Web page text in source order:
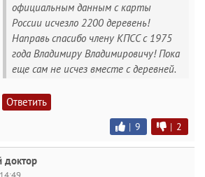
официальным данным с карты
России исчезло 2200 деревень!
Направь спасибо члену КПСС с 1975
года Владимиру Владимировичу! Пока
еще сам не исчез вместе с деревней.
Ответить
| 9 | 2
доктор